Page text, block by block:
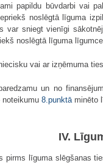
papildu būvdarbi vai
noslēgtā līguma
var sniegt vienīgi
noslēgtā līguma
vai ar izņēmuma
un no
noteikumu 8.punktā minēto
IV.
pirms līguma slēgšanas